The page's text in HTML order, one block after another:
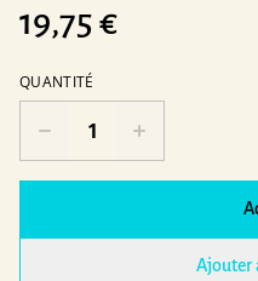
19,75 €
QUANTITÉ
Ajouter